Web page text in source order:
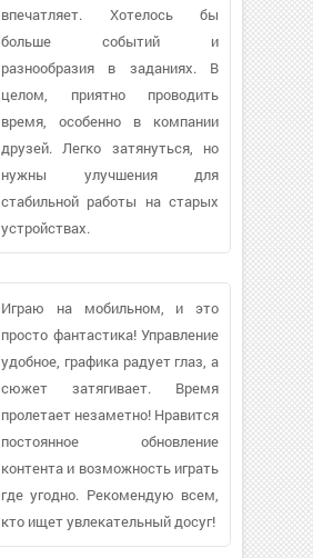
впечатляет. Хотелось бы
больше событий и
разнообразия в заданиях. В
целом, приятно проводить
время, особенно в компании
друзей. Легко затянуться, но
нужны улучшения для
стабильной работы на старых
устройствах.
Играю на мобильном, и это
просто фантастика! Управление
удобное, графика радует глаз, а
сюжет затягивает. Время
пролетает незаметно! Нравится
постоянное обновление
контента и возможность играть
где угодно. Рекомендую всем,
кто ищет увлекательный досуг!